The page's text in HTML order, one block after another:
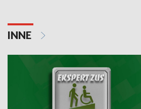
INNE